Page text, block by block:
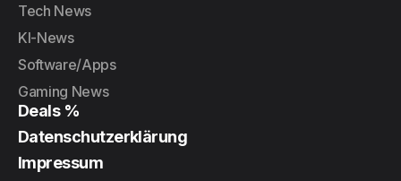
Tech News
KI-News
Software/Apps
Gaming News
Deals %
Datenschutzerklärung
Impressum